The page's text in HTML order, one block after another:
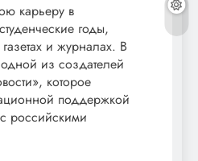
карьеру в
годы,
и журналах. В
из создателей
которое
поддержкой
российскими